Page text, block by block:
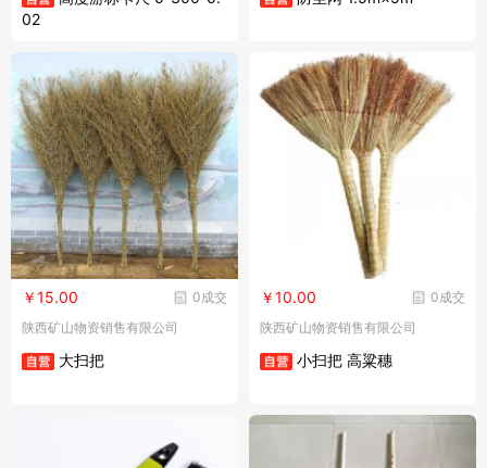
02
0成交
￥15.00
陕西矿山物资销售有限公司
大扫把
0成交
￥10.00
陕西矿山物资销售有限公司
小扫把 高粱穗